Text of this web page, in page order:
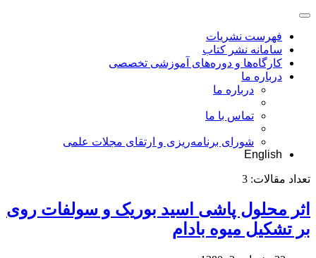
فهرست نشریات
سامانه نشر کتاب
کارگاه‌ها و دوره‌های آموزشی تخصصی
درباره ما
درباره ما
تماس با ما
شورای برنامه‌ریزی و ارتقای مجلات علمی
English
تعداد مقالات: 3
اثر محلول پاشی اسید بوریک و سولفات روی
بر تشکیل میوه بادام